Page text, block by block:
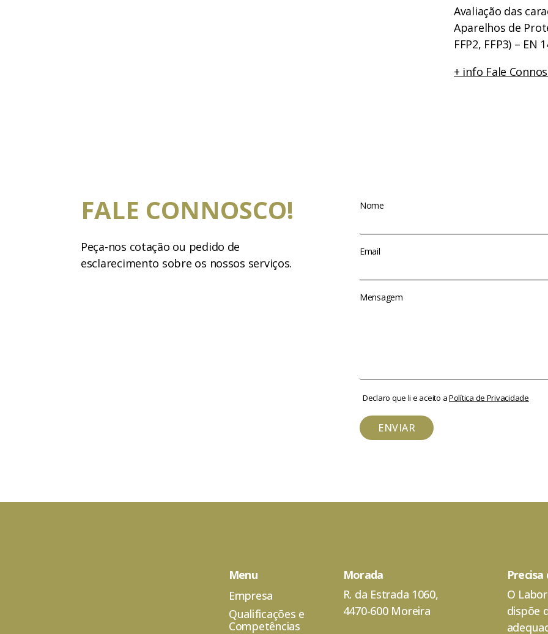
Avaliação das
Aparelhos de
FFP2, FFP3) – EN
+ info Fale
FALE CONNOSCO!
Peça-nos cotação ou pedido de
esclarecimento sobre os nossos serviços.
Nome
Email
Mensagem
Declaro que li e aceito aPolítica de Privacidade
ENVIAR
Menu
Empresa
Qualificações e
Competências
Morada
R. da Estrada 1060,
4470-600 Moreira
Precisa
O
dispõe